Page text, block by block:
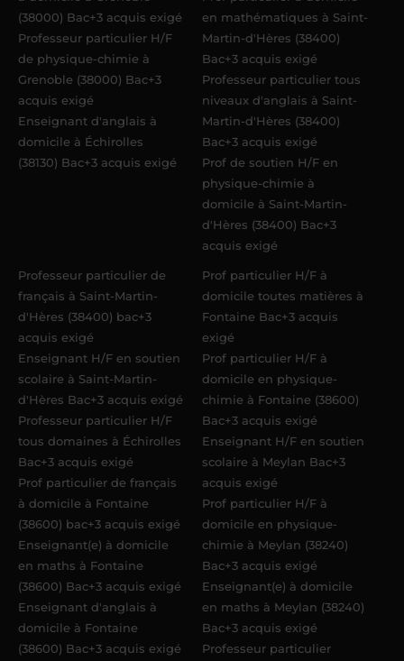
(38000) Bac+3 acquis exigé
Professeur particulier H/F
de physique-chimie à
Grenoble (38000) Bac+3
acquis exigé
Enseignant d'anglais à
domicile à Échirolles
(38130) Bac+3 acquis exigé
en mathématiques à Saint-
Martin-d'Hères (38400)
Bac+3 acquis exigé
Professeur particulier tous
niveaux d'anglais à Saint-
Martin-d'Hères (38400)
Bac+3 acquis exigé
Prof de soutien H/F en
physique-chimie à
domicile à Saint-Martin-
d'Hères (38400) Bac+3
acquis exigé
Professeur particulier de
français à Saint-Martin-
d'Hères (38400) bac+3
acquis exigé
Enseignant H/F en soutien
scolaire à Saint-Martin-
d'Hères Bac+3 acquis exigé
Professeur particulier H/F
tous domaines à Échirolles
Bac+3 acquis exigé
Prof particulier de français
à domicile à Fontaine
(38600) bac+3 acquis exigé
Enseignant(e) à domicile
en maths à Fontaine
(38600) Bac+3 acquis exigé
Enseignant d'anglais à
domicile à Fontaine
(38600) Bac+3 acquis exigé
Prof particulier H/F à
domicile toutes matières à
Fontaine Bac+3 acquis
exigé
Prof particulier H/F à
domicile en physique-
chimie à Fontaine (38600)
Bac+3 acquis exigé
Enseignant H/F en soutien
scolaire à Meylan Bac+3
acquis exigé
Prof particulier H/F à
domicile en physique-
chimie à Meylan (38240)
Bac+3 acquis exigé
Enseignant(e) à domicile
en maths à Meylan (38240)
Bac+3 acquis exigé
Professeur particulier